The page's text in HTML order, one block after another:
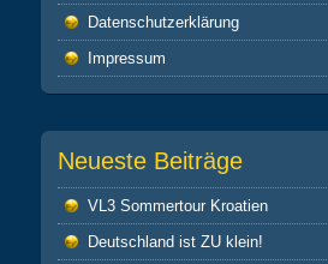
Datenschutz­erklärung
Impressum
Neueste Beiträge
VL3 Sommertour Kroatien
Deutschland ist ZU klein!